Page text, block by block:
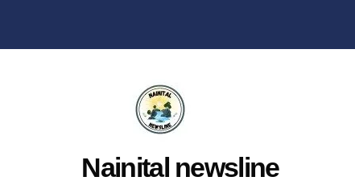
Nainital newsline